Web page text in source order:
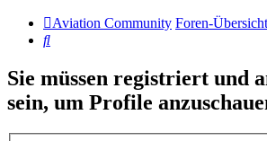
Aviation Community Foren-Übersicht
Suche
Sie müssen registriert und
sein, um Profile